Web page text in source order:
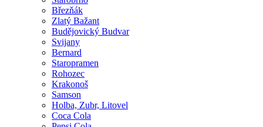
Březňák
Zlatý Bažant
Budějovický Budvar
Svijany
Bernard
Staropramen
Rohozec
Krakonoš
Samson
Holba, Zubr, Litovel
Coca Cola